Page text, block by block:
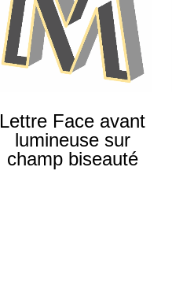
Lettre Face avant
lumineuse sur
champ biseauté